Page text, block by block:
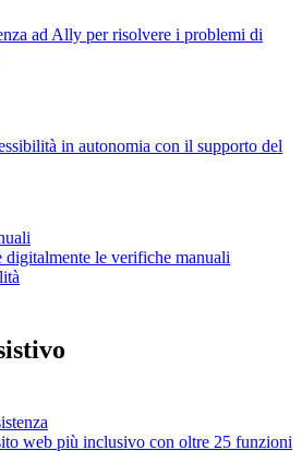
ad Ally per risolvere i problemi di
in autonomia con il supporto del
digitalmente le verifiche manuali
web più inclusivo con oltre 25 funzioni